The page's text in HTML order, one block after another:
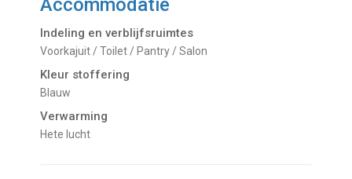
Accommodatie
Indeling en verblijfsruimtes
Voorkajuit / Toilet / Pantry / Salon
Kleur stoffering
Blauw
Verwarming
hete lucht